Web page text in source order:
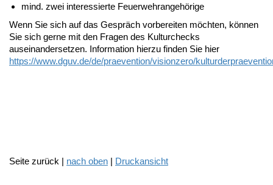
mind. zwei interessierte Feuerwehrangehörige
Wenn Sie sich auf das Gespräch vorbereiten möchten, können
Sie sich gerne mit den Fragen des Kulturchecks
auseinandersetzen. Information hierzu finden Sie hier
https://www.dguv.de/de/praevention/visionzero/
Seite zurück | nach oben | Druckansicht